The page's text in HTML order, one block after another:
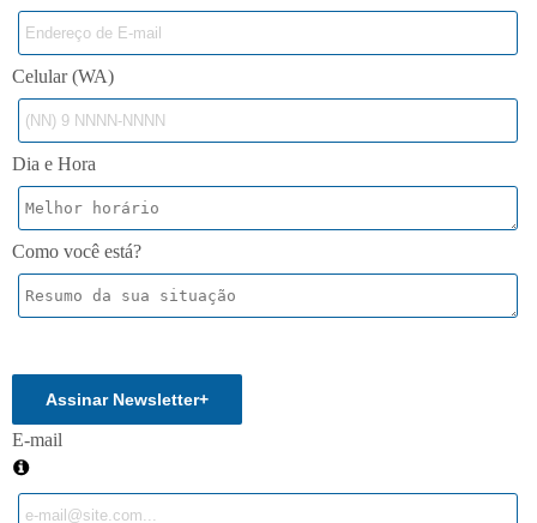
Celular (WA)
Dia e Hora
Como você está?
Assinar Newsletter+
E-mail